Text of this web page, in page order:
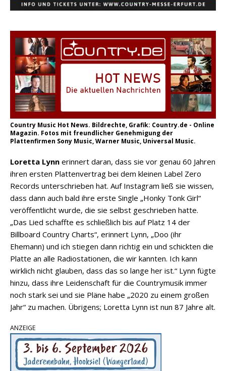
Country Music Hot News. Bildrechte, Grafik: Country.de - Online
Magazin. Fotos mit freundlicher Genehmigung der
Plattenfirmen Sony Music, Warner Music, Universal Music.
Loretta Lynn erinnert daran, dass sie vor genau 60 Jahren
ihren ersten Plattenvertrag bei dem kleinen Label Zero
Records unterschrieben hat. Auf Instagram ließ sie wissen,
dass dann auch bald ihre erste Single „Honky Tonk Girl“
veröffentlicht wurde, die sie selbst geschrieben hatte.
„Das Lied schaffte es schließlich bis auf Platz 14 der
Billboard Country Charts“, erinnert Lynn, „Doo (ihr
Ehemann) und ich stiegen dann richtig ein und schickten die
Platte an alle Radiostationen, die wir kannten. Ich kann
wirklich nicht glauben, dass das so lange her ist.“ Lynn fügte
hinzu, dass ihre Leidenschaft für die Countrymusik immer
noch stark sei und sie Pläne habe „2020 zu einem großen
Jahr“ zu machen. Übrigens; Loretta Lynn ist nun 87 Jahre alt.
ANZEIGE